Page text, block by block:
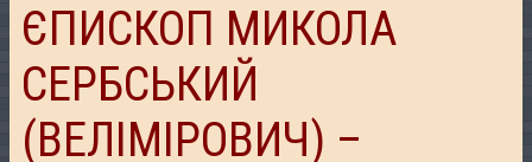
ЄПИСКОП МИКОЛА
СЕРБСЬКИЙ
(ВЕЛІМІРОВИЧ) –